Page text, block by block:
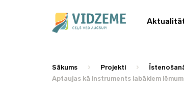
Sākums Projekti
Aptaujas kā instruments labākiem